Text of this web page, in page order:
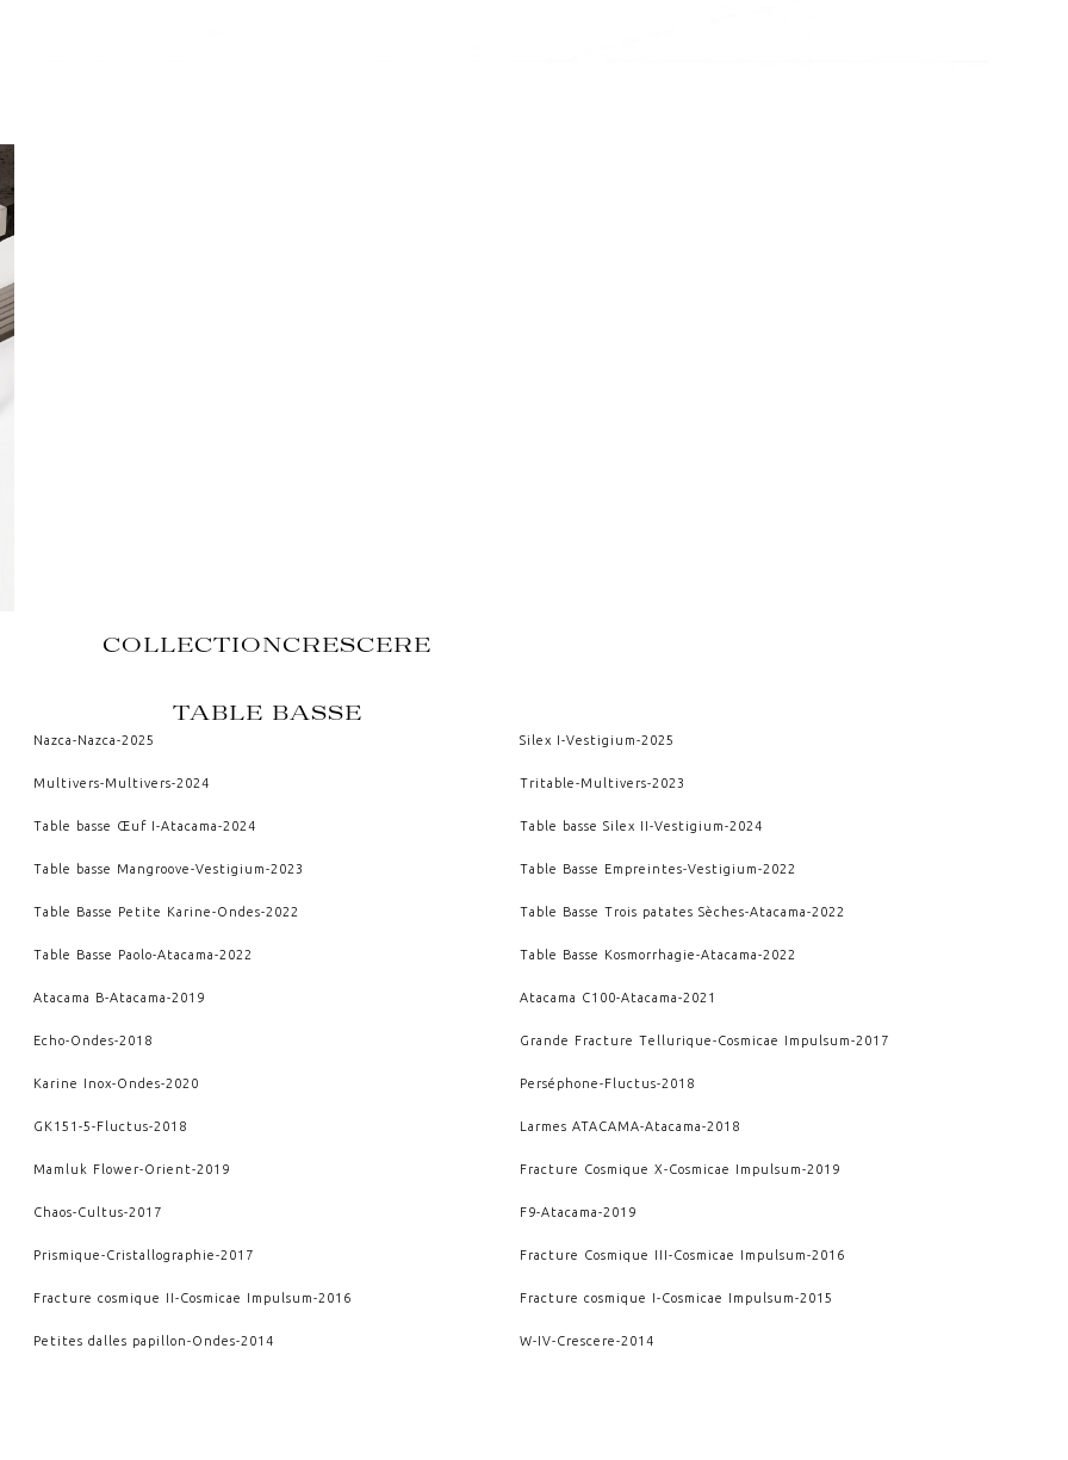
COLLECTIONCRESCERE
TABLE BASSE
Nazca- Nazca-2025 Silex I-Vestigium-2025
Multivers-Multivers-2024 Tritable-Multivers-2023
Table basse Œuf I -Atacama-2024 Table basse Silex II-Vestigium-2024
Table basse Mangroove-Vestigium-2023 Table Basse Empreintes-Vestigium-2022
Table Basse Petite Karine-Ondes-2022 Table Basse Trois patates Sèches-Atacama-2022
Table Basse Paolo-Atacama-2022 Table Basse Kosmorrhagie-Atacama-2022
Atacama B-Atacama-2019 Atacama C100-Atacama-2021
Echo-Ondes-2018 Grande Fracture Tellurique-Cosmicae Impulsum-2017
Karine Inox-Ondes-2020 Perséphone- Fluctus-2018
GK151-5- Fluctus-2018 Larmes ATACAMA-Atacama-2018
Mamluk Flower-Orient-2019 Fracture Cosmique X-Cosmicae Impulsum-2019
Chaos-Cultus-2017 F9-Atacama-2019
Prismique-Cristallographie-2017 Fracture Cosmique III-Cosmicae Impulsum-2016
Fracture cosmique II -Cosmicae Impulsum-2016 Fracture cosmique I-Cosmicae Impulsum-2015
Petites dalles papillon-Ondes-2014 W-IV-Crescere-2014